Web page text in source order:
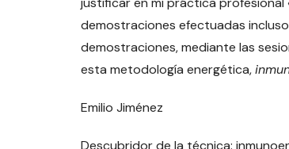
demostraciones efectuadas
demostraciones, mediante las
esta metodología energética,
Emilio Jiménez
Descubridor de la técnica: